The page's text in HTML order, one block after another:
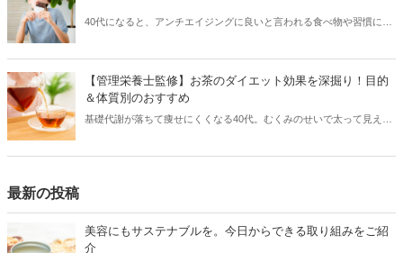
40代になると、アンチエイジングに良いと言われる食べ物や習慣に関
れてほしいのがチョコレート。食べ方や選び方を意識することで、チ
ョコレートもアンチエイジングや美容にも良い効果をもたらします。
今回はそんなチョコレートの魅力を、美容の面からご紹介します♪
【管理栄養士監修】お茶のダイエット効果を深掘り！目的
＆体質別のおすすめ
基礎代謝が落ちて痩せにくくなる40代。むくみのせいで太って見えて
最新の投稿
美容にもサステナブルを。今日からできる取り組みをご紹
介